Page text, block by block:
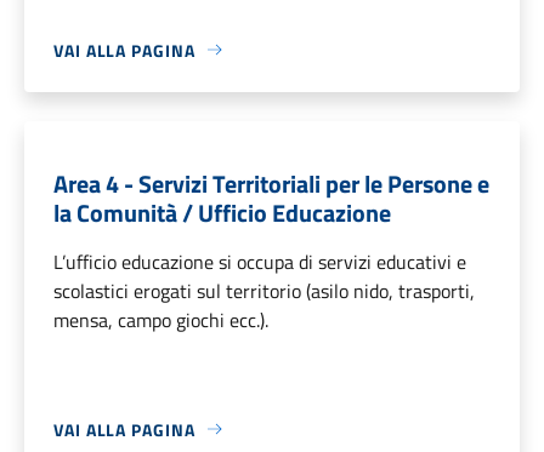
VAI ALLA PAGINA
Area 4 - Servizi Territoriali per le Persone e
la Comunità / Ufficio Educazione
L’ufficio educazione si occupa di servizi educativi e
scolastici erogati sul territorio (asilo nido, trasporti,
mensa, campo giochi ecc.).
VAI ALLA PAGINA